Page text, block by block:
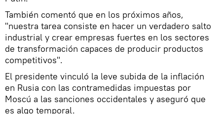
También comentó que en los próximos años,
"nuestra tarea consiste en hacer un verdadero salto
industrial y crear empresas fuertes en los sectores
de transformación capaces de producir productos
competitivos".
El presidente vinculó la leve subida de la inflación
en Rusia con las contramedidas impuestas por
Moscú a las sanciones occidentales y aseguró que
es algo temporal.